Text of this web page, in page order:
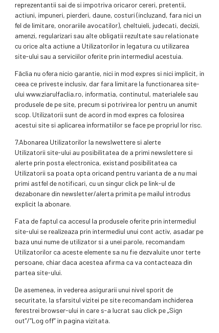
reprezentantii sai de si impotriva oricaror cereri, pretentii,
actiuni, impuneri, pierderi, daune, costuri (incluzand, fara nici un
fel de limitare, onorariile avocatilor), cheltuieli, judecati, decizii,
amenzi, regularizari sau alte obligatii rezultate sau relationate
cu orice alta actiune a Utilizatorilor in legatura cu utilizarea
site-ului sau a serviciilor oferite prin intermediul acestuia.
Făclia nu ofera nicio garantie, nici in mod expres si nici implicit, in
ceea ce priveste inclusiv, dar fara limitare la functionarea site-
ului www.ziarulfaclia.ro, informatia, continutul, materialele sau
produsele de pe site, precum si potrivirea lor pentru un anumit
scop. Utilizatorii sunt de acord in mod expres ca folosirea
acestui site si aplicarea informatiilor se face pe propriul lor risc.
7.Abonarea Utilizatorilor la newslwettere si alerte
Utilizatorii site-ului au posibilitatea de a primi newslettere si
alerte prin posta electronica, existand posibilitatea ca
Utilizatorii sa poata opta oricand pentru varianta de a nu mai
primi astfel de notificari, cu un singur click pe link-ul de
dezabonare din newsletter/alerta primita pe mailul introdus
explicit la abonare.
Fata de faptul ca accesul la produsele oferite prin intermediul
site-ului se realizeaza prin intermediul unui cont activ, asadar pe
baza unui nume de utilizator si a unei parole, recomandam
Utilizatorilor ca aceste elemente sa nu fie dezvaluite unor terte
persoane, chiar daca acestea afirma ca va contacteaza din
partea site-ului.
De asemenea, in vederea asigurarii unui nivel sporit de
securitate, la sfarsitul vizitei pe site recomandam inchiderea
ferestrei browser-ului in care s-a lucrat sau click pe „Sign
out”/”Log off” in pagina vizitata.